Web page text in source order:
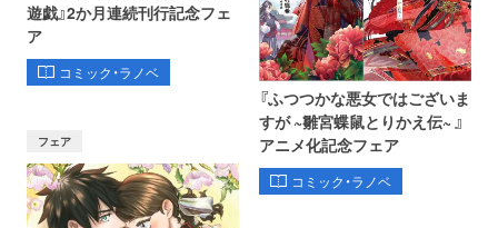
遊戯』2か月連続刊行記念フェ
ア
コミック・ラノベ
フェア
『ふつつかな悪女ではございま
すが ~雛宮蝶鼠とりかえ伝~ 』
アニメ化記念フェア
コミック・ラノベ